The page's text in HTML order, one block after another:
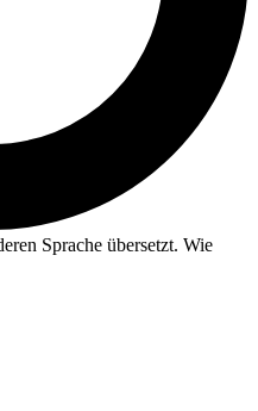
Sprache übersetzt. Wie